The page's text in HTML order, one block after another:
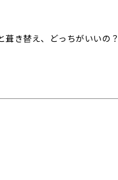
き替え、どっちがいいの？